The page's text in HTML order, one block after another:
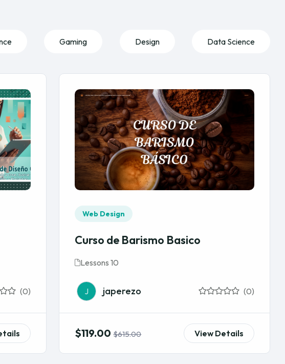
Gaming Design Data Science
(0)
Web Design
Curso de Barismo Basico
Lessons 10
J japerezo (0)
$119.00 $615.00 View Details